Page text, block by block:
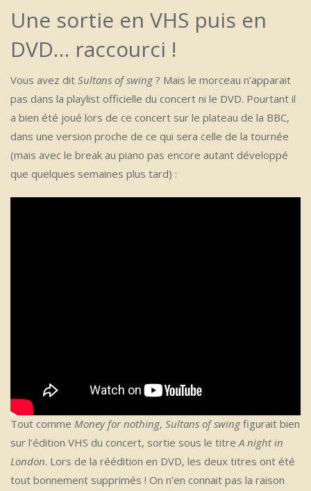
Une sortie en VHS puis en
DVD… raccourci !
Vous avez dit Sultans of swing ? Mais le morceau n’apparait
pas dans la playlist officielle du concert ni le DVD. Pourtant il
a bien été joué lors de ce concert sur le plateau de la BBC,
dans une version proche de ce qui sera celle de la tournée
(mais avec le break au piano pas encore autant développé
que quelques semaines plus tard) :
Tout comme Money for nothing, Sultans of swing figurait bien
sur l’édition VHS du concert, sortie sous le titreA night in
London. Lors de la réédition en DVD, les deux titres ont été
tout bonnement supprimés ! On n’en connait pas la raison